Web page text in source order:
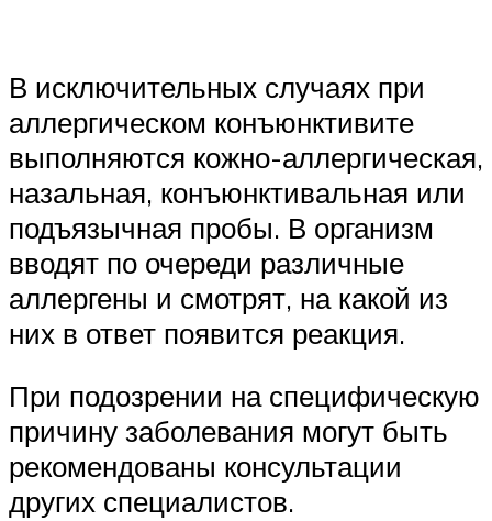
В исключительных случаях при
аллергическом конъюнктивите
выполняются кожно-аллергическая,
назальная, конъюнктивальная или
подъязычная пробы. В организм
вводят по очереди различные
аллергены и смотрят, на какой из
них в ответ появится реакция.
При подозрении на специфическую
причину заболевания могут быть
рекомендованы консультации
других специалистов.